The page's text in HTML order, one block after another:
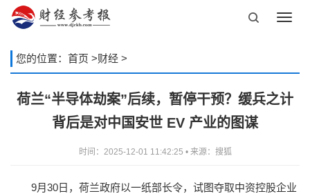
您的位置： 首页 >财经 >
荷兰“半导体劫案”后续，暂停干预？缓兵之计
背后是对中国安世 EV 产业的图谋
时间：2025-12-01 11:42:25 • 来源：搜狐
9月30日，荷兰政府以一纸部长令，试图夺取中资控股企业